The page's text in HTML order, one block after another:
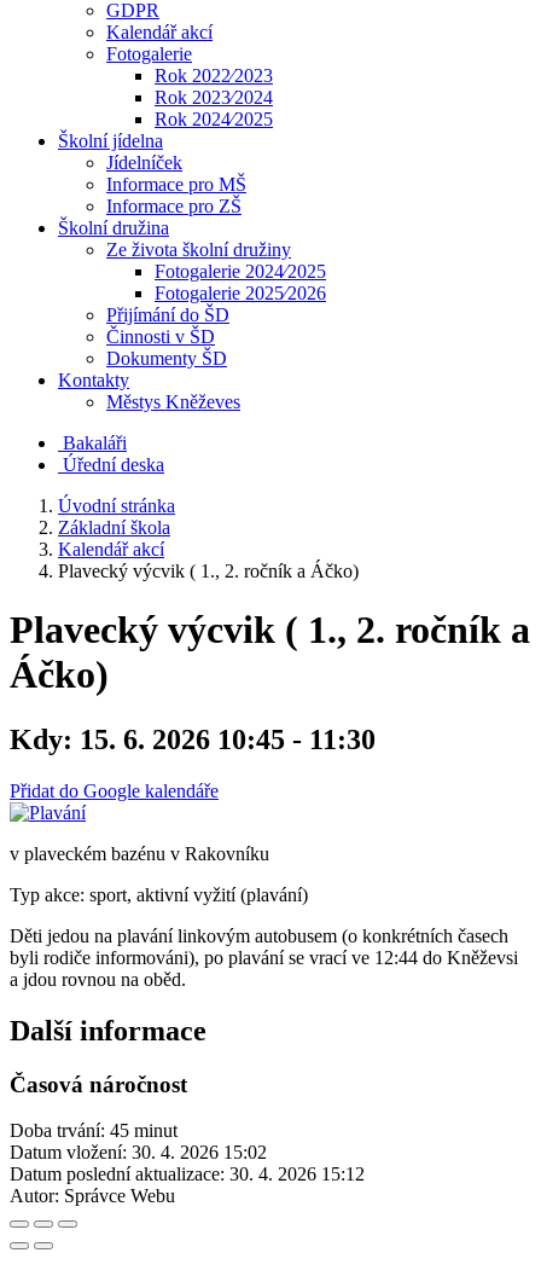
GDPR
Kalendář akcí
Fotogalerie
Rok 2022⁄2023
Rok 2023⁄2024
Rok 2024⁄2025
Školní jídelna
Jídelníček
Informace pro MŠ
Informace pro ZŠ
Školní družina
Ze života školní družiny
Fotogalerie 2024⁄2025
Fotogalerie 2025⁄2026
Přijímání do ŠD
Činnosti v ŠD
Dokumenty ŠD
Kontakty
Městys Kněževes
Bakaláři
Úřední deska
Úvodní stránka
Základní škola
Kalendář akcí
Plavecký výcvik ( 1., 2. ročník a Áčko)
Plavecký výcvik ( 1., 2. ročník a
Áčko)
Kdy: 15. 6. 2026 10:45 - 11:30
Přidat do Google kalendáře
v plaveckém bazénu v Rakovníku
Typ akce: sport, aktivní vyžití (plavání)
Děti jedou na plavání linkovým autobusem (o konkrétních časech
byli rodiče informováni), po plavání se vrací ve 12:44 do Kněževsi
a jdou rovnou na oběd.
Další informace
Časová náročnost
Doba trvání: 45 minut
Datum vložení: 30. 4. 2026 15:02
Datum poslední aktualizace: 30. 4. 2026 15:12
Autor: Správce Webu